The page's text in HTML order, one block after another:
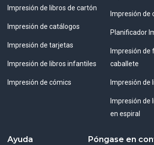
Impresión de libros de cartón
Impresión de catálogos
Impresión de tarjetas
Impresión de libros infantiles
Impresión de cómics
Impresión de
Planificador
Impresión de
caballete
Impresión de
Impresión de
en espiral
Ayuda Póngase en